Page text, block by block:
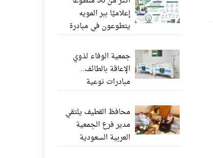
إعلاميًا ببر المويه
يتطوعون في مبادرة
«ناشر الخير» عبر
واتساب
جمعية الوفاء لذوي
الإعاقة بالطائف..
مبادرات نوعية
وإنجازات إنسانية تعزز
جودة الحياة
محافظ القطيف يلتقي
مدير فرع الجمعية
العربية السعودية
للثقافة والفنون بالدمام